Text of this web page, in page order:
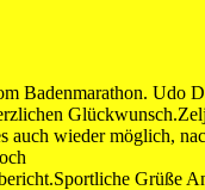
Badenmarathon. Udo
auch wieder möglich,
Grüße